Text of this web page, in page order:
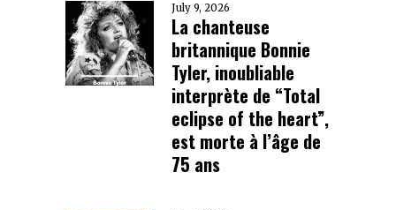
July 9, 2026
La chanteuse
britannique Bonnie
Tyler, inoubliable
interprète de “Total
eclipse of the heart”,
est morte à l’âge de
75 ans